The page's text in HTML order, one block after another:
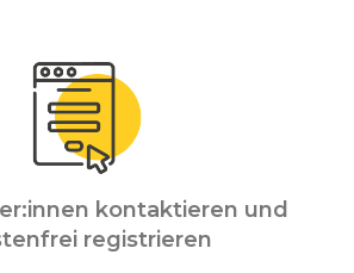
kontaktieren und
registrieren